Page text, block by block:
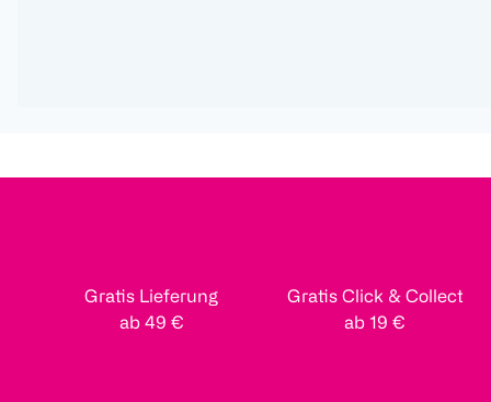
Gratis Lieferung
ab 49 €
Gratis Click & Collect
ab 19 €